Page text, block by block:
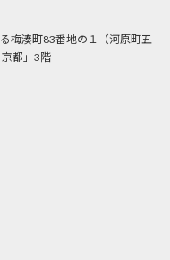
梅湊町83番地の１（河原町五
都」3階